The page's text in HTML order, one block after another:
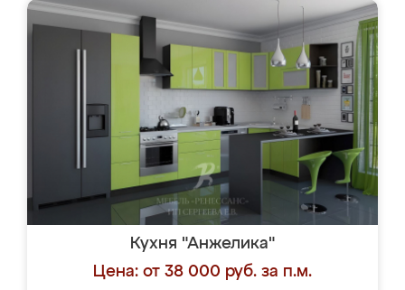
Кухня "Анжелика"
Цена: от 38 000 руб. за п.м.